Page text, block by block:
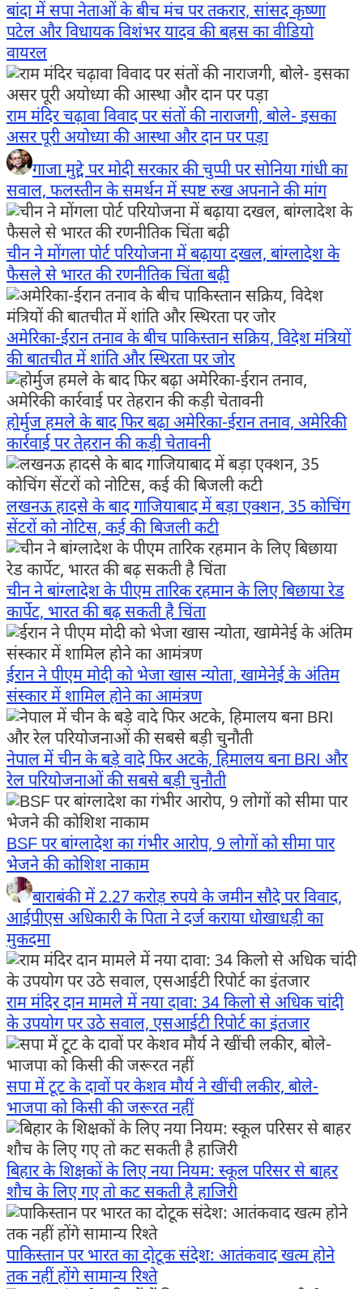
बांदा में सपा नेताओं के बीच मंच पर तकरार, सांसद कृष्णा
पटेल और विधायक विशंभर यादव की बहस का वीडियो
वायरल
राम मंदिर चढ़ावा विवाद पर संतों की नाराजगी, बोले- इसका
असर पूरी अयोध्या की आस्था और दान पर पड़ा
गाजा मुद्दे पर मोदी सरकार की चुप्पी पर सोनिया गांधी का
सवाल, फलस्तीन के समर्थन में स्पष्ट रुख अपनाने की मांग
चीन ने मोंगला पोर्ट परियोजना में बढ़ाया दखल, बांग्लादेश के
फैसले से भारत की रणनीतिक चिंता बढ़ी
अमेरिका-ईरान तनाव के बीच पाकिस्तान सक्रिय, विदेश मंत्रियों
की बातचीत में शांति और स्थिरता पर जोर
होर्मुज हमले के बाद फिर बढ़ा अमेरिका-ईरान तनाव, अमेरिकी
कार्रवाई पर तेहरान की कड़ी चेतावनी
लखनऊ हादसे के बाद गाजियाबाद में बड़ा एक्शन, 35 कोचिंग
सेंटरों को नोटिस, कई की बिजली कटी
चीन ने बांग्लादेश के पीएम तारिक रहमान के लिए बिछाया रेड
कार्पेट, भारत की बढ़ सकती है चिंता
ईरान ने पीएम मोदी को भेजा खास न्योता, खामेनेई के अंतिम
संस्कार में शामिल होने का आमंत्रण
नेपाल में चीन के बड़े वादे फिर अटके, हिमालय बना BRI और
रेल परियोजनाओं की सबसे बड़ी चुनौती
BSF पर बांग्लादेश का गंभीर आरोप, 9 लोगों को सीमा पार
भेजने की कोशिश नाकाम
बाराबंकी में 2.27 करोड़ रुपये के जमीन सौदे पर विवाद,
आईपीएस अधिकारी के पिता ने दर्ज कराया धोखाधड़ी का
मुकदमा
राम मंदिर दान मामले में नया दावा: 34 किलो से अधिक चांदी
के उपयोग पर उठे सवाल, एसआईटी रिपोर्ट का इंतजार
सपा में टूट के दावों पर केशव मौर्य ने खींची लकीर, बोले-
भाजपा को किसी की जरूरत नहीं
बिहार के शिक्षकों के लिए नया नियम: स्कूल परिसर से बाहर
शौच के लिए गए तो कट सकती है हाजिरी
पाकिस्तान पर भारत का दोटूक संदेश: आतंकवाद खत्म होने
तक नहीं होंगे सामान्य रिश्ते